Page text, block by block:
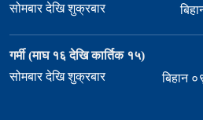
सोमबार देखि शुक्रबार
गर्मी (माघ १६ देखि कार्तिक १५)
सोमबार देखि शुक्रबार
बिहान